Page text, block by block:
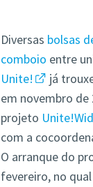
Diversas bolsas
comboio entre
Unite!
já
em novembro de
projeto
com a
O arranque do
fevereiro, no